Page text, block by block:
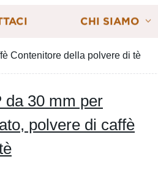
CHI SIAMO
Contenitore della polvere di tè
da 30 mm per
polvere di caffè